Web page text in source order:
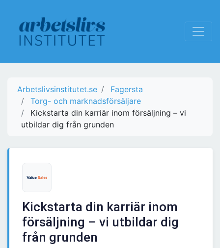
Arbetslivsinstitutet.se
Fagersta
Torg- och marknadsförsäljare
Kickstarta din karriär inom försäljning – vi
utbildar dig från grunden
Kickstarta din karriär inom
försäljning – vi utbildar dig
från grunden